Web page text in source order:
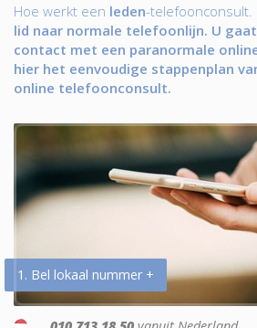
Hoe werkt een leden-telefoonconsult.
lid naar normale telefoonlijn. U
contact met een paranormale
hier het eenvoudige stappenplan
online telefoonconsult.
1. Bel lokaal nummer +